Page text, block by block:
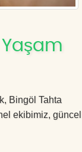
Bingöl Tahta
ekibimiz, güncel